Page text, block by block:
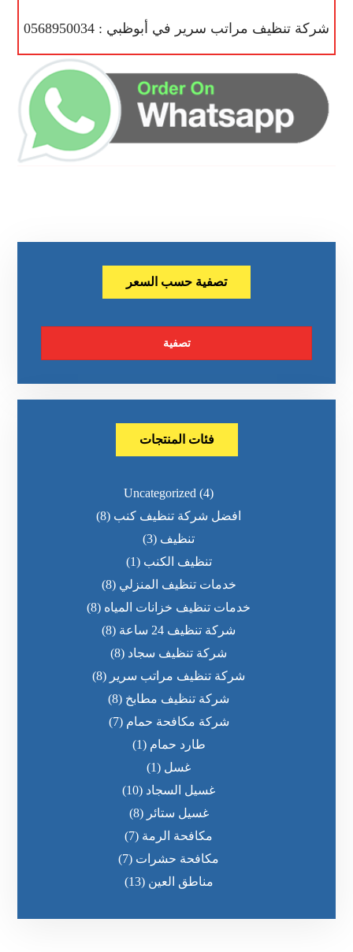
شركة تنظيف مراتب سرير في أبوظبي : 0568950034
تصفية حسب السعر
تصفية
فئات المنتجات
Uncategorized (4)
افضل شركة تنظيف كنب (8)
تنظيف (3)
تنظيف الكنب (1)
خدمات تنظيف المنزلي (8)
خدمات تنظيف خزانات المياه (8)
شركة تنظيف 24 ساعة
(8)
شركة تنظيف سجاد (8)
شركة تنظيف مراتب سرير (8)
شركة تنظيف مطابخ (8)
شركة مكافحة حمام (7)
طارد حمام (1)
غسل (1)
غسيل السجاد (10)
غسيل ستائر (8)
مكافحة الرمة (7)
مكافحة حشرات (7)
مناطق العين (13)